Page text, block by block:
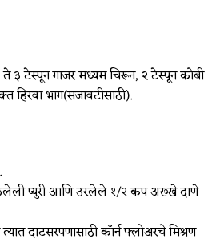
३ टेस्पून गाजर मध्यम चिरून, २ टेस्पून कोबी
हिरवा भाग(सजावटीसाठी).
प्युरी आणि उरलेले १/२ कप अख्खे दाणे
दाटसरपणासाठी कॉर्न फ्लोअरचे मिश्रण